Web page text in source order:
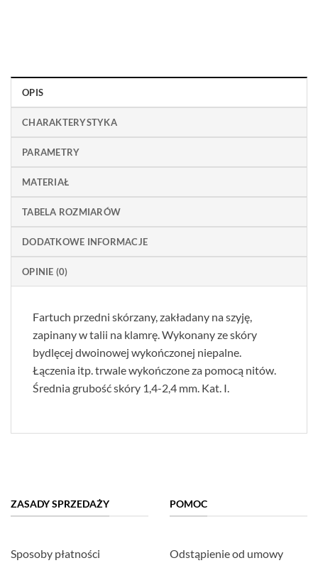
OPIS
CHARAKTERYSTYKA
PARAMETRY
MATERIAŁ
TABELA ROZMIARÓW
DODATKOWE INFORMACJE
OPINIE (0)
Fartuch przedni skórzany, zakładany na szyję,
zapinany w talii na klamrę. Wykonany ze skóry
bydlęcej dwoinowej wykończonej niepalne.
Łączenia itp. trwale wykończone za pomocą nitów.
Średnia grubość skóry 1,4-2,4 mm. Kat. I.
ZASADY SPRZEDAŻY
Sposoby płatności
POMOC
Odstąpienie od umowy